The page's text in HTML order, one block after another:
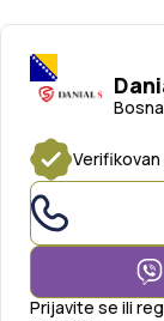
Prijavite se ili